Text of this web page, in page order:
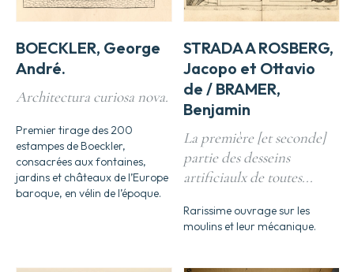
BOECKLER, George
André.
Architectura curiosa nova.
Premier tirage des 200
estampes de Boeckler,
consacrées aux fontaines,
jardins et châteaux de l’Europe
baroque, en vélin de l’époque.
STRADA A ROSBERG,
Jacopo et Ottavio
de / BRAMER,
Benjamin
La première [et seconde]
partie des desseins
artificiaulx de toutes...
Rarissime ouvrage sur les
moulins et leur mécanique.